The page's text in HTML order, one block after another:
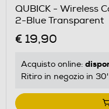
QUBICK - Wireless
2-Blue Transparent
€ 19,90
Acquisto online:
Ritiro in negozio in